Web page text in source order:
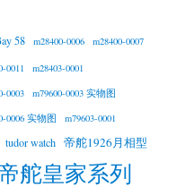
58 m28400-0006 m28400-0007
0011
m28403-0001
0003
m79600-0003 实物图
0006 实物图
m79603-0001
tudor watch 帝舵1926月相型
舵皇家系列